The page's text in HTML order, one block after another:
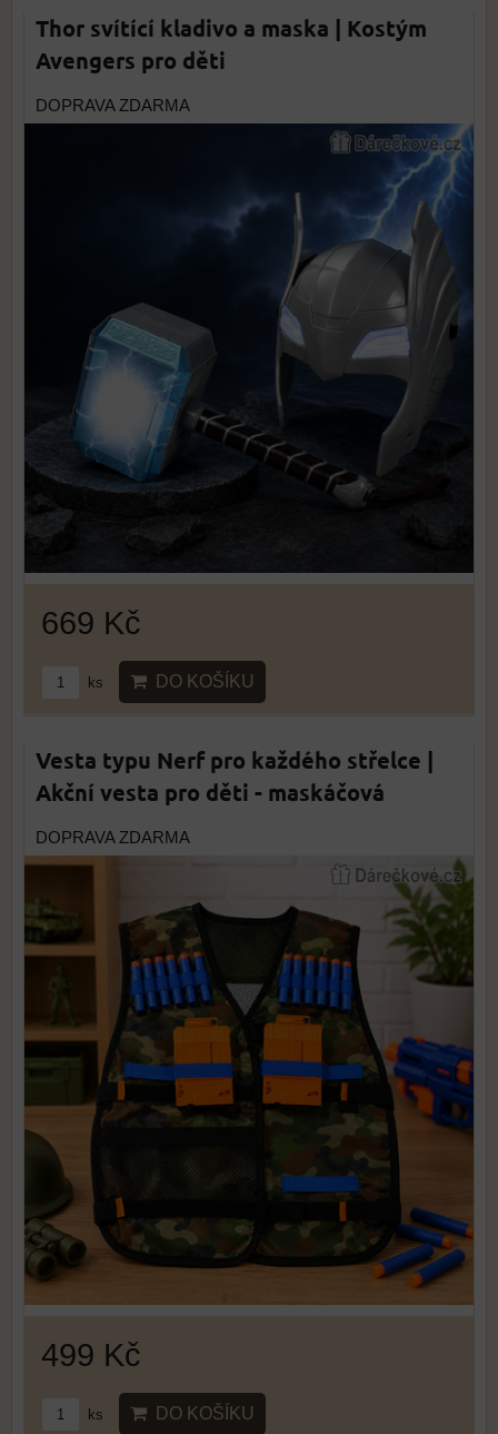
Thor svítící kladivo a maska | Kostým
Avengers pro děti
DOPRAVA ZDARMA
669 Kč
ks DO KOŠÍKU
Vesta typu Nerf pro každého střelce |
Akční vesta pro děti - maskáčová
DOPRAVA ZDARMA
499 Kč
ks DO KOŠÍKU